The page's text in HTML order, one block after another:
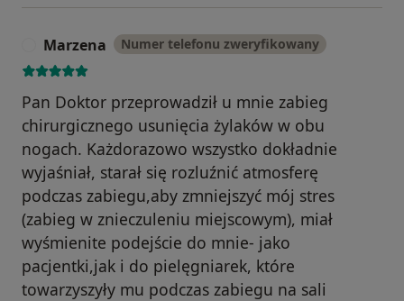
Marzena Numer telefonu zweryfikowany
Pan Doktor przeprowadził u mnie zabieg
chirurgicznego usunięcia żylaków w obu
nogach. Każdorazowo wszystko dokładnie
wyjaśniał, starał się rozluźnić atmosferę
podczas zabiegu,aby zmniejszyć mój stres
(zabieg w znieczuleniu miejscowym), miał
wyśmienite podejście do mnie- jako
pacjentki,jak i do pielęgniarek, które
towarzyszyły mu podczas zabiegu na sali